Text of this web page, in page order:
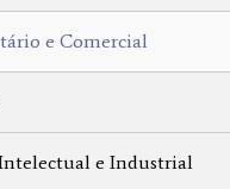
e Comercial
e Industrial